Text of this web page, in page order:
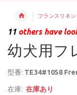
フランスリネ
11 others have
幼犬用フ
型番: TE34#1058
在庫: 在庫あり